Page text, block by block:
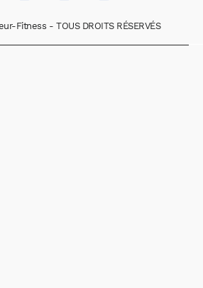
Fitness - TOUS DROITS RÉSERVÉS